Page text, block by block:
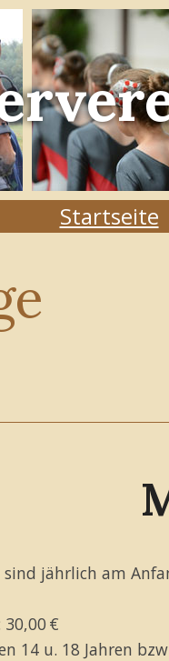
Startseite
jährlich am
€
14 u. 18 Jahren